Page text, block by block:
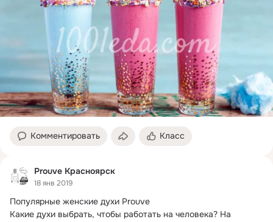
Комментировать Класс
Prouve Красноярск
18 янв 2019
Популярные женские духи Prouve
Какие духи выбрать, чтобы работать на человека? На